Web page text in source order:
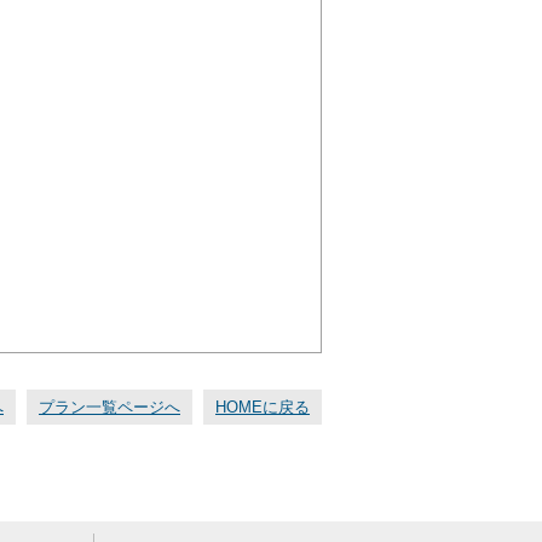
プラン一覧ページへ HOMEに戻る